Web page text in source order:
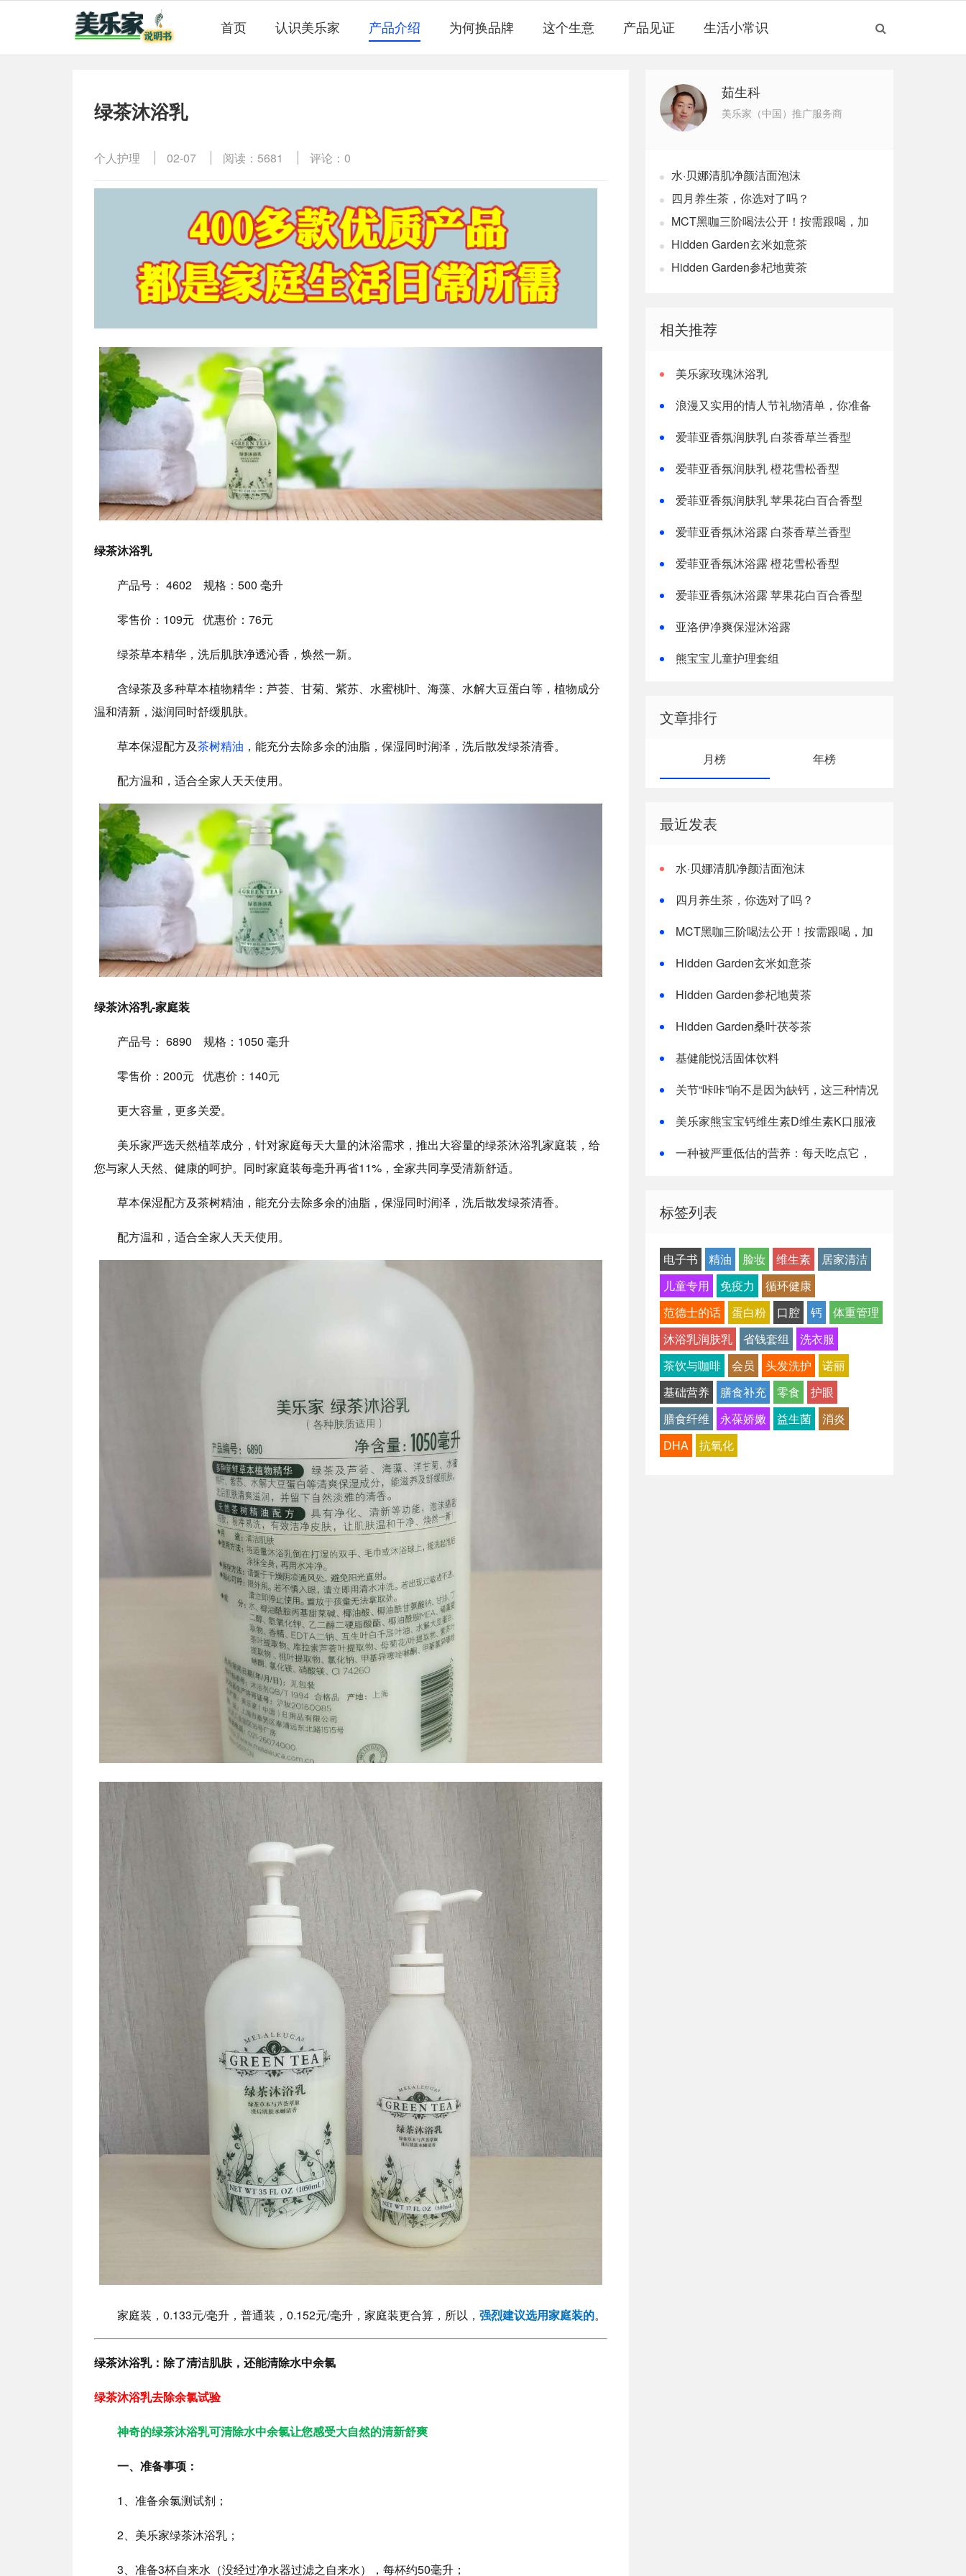
首页 认识美乐家 产品介绍 为何换品牌 这个生意 产品见证 生活小常识
绿茶沐浴乳
个人护理 02-07 阅读：5681 评论：0
绿茶沐浴乳
产品号： 4602 规格：500 毫升
零售价：109元 优惠价：76元
绿茶草本精华，洗后肌肤净透沁香，焕然一新。
含绿茶及多种草本植物精华：芦荟、甘菊、紫苏、水蜜桃叶、海藻、水解大豆蛋白等，植物成分
温和清新，滋润同时舒缓肌肤。
草本保湿配方及茶树精油 ，能充分去除多余的油脂，保湿同时润泽，洗后散发绿茶清香。
配方温和，适合全家人天天使用。
绿茶沐浴乳-家庭装
产品号： 6890 规格：1050 毫升
零售价：200元 优惠价：140元
更大容量，更多关爱。
美乐家严选天然植萃成分，针对家庭每天大量的沐浴需求，推出大容量的绿茶沐浴乳家庭装，给
您与家人天然、健康的呵护。同时家庭装每毫升再省11%，全家共同享受清新舒适。
草本保湿配方及茶树精油，能充分去除多余的油脂，保湿同时润泽，洗后散发绿茶清香。
配方温和，适合全家人天天使用。
家庭装，0.133元/毫升，普通装，0.152元/毫升，家庭装更合算，所以， 强烈建议选用家庭装的。
绿茶沐浴乳：除了清洁肌肤，还能清除水中余氯
绿茶沐浴乳去除余氯试验
神奇的绿茶沐浴乳可清除水中余氯让您感受大自然的清新舒爽
一、准备事项：
1、准备余氯测试剂；
2、美乐家绿茶沐浴乳；
3、准备3杯自来水（没经过净水器过滤之自来水），每杯约50毫升；
茹生科
美乐家（中国）推广服务商
水·贝娜清肌净颜洁面泡沫
四月养生茶，你选对了吗？
MCT黑咖三阶喝法公开！按需跟喝，加
速燃体
Hidden Garden玄米如意茶
Hidden Garden参杞地黄茶
相关推荐
美乐家玫瑰沐浴乳
浪漫又实用的情人节礼物清单，你准备
爱菲亚香氛润肤乳 白茶香草兰香型
爱菲亚香氛润肤乳 橙花雪松香型
爱菲亚香氛润肤乳 苹果花白百合香型
爱菲亚香氛沐浴露 白茶香草兰香型
爱菲亚香氛沐浴露 橙花雪松香型
爱菲亚香氛沐浴露 苹果花白百合香型
亚洛伊净爽保湿沐浴露
熊宝宝儿童护理套组
文章排行
月榜 年榜
最近发表
水·贝娜清肌净颜洁面泡沫
四月养生茶，你选对了吗？
MCT黑咖三阶喝法公开！按需跟喝，加
Hidden Garden玄米如意茶
Hidden Garden参杞地黄茶
Hidden Garden桑叶茯苓茶
基健能悦活固体饮料
关节“咔咔”响不是因为缺钙，这三种情况
美乐家熊宝宝钙维生素D维生素K口服液
一种被严重低估的营养：每天吃点它，
标签列表
电子书 精油 脸妆 维生素
居家清洁
儿童专用
免疫力
循环健康
范德士的话
蛋白粉 口腔 钙
体重管理
沐浴乳润肤乳
省钱套组
洗衣服
茶饮与咖啡
会员 头发洗护
诺丽
基础营养
膳食补充 零食
护眼
膳食纤维
永葆娇嫩 益生菌
消炎
DHA
抗氧化